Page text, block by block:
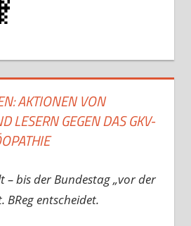
AKTIONEN VON
LESERN GEGEN DAS GKV-
– bis der Bundestag „vor der
BReg entscheidet.